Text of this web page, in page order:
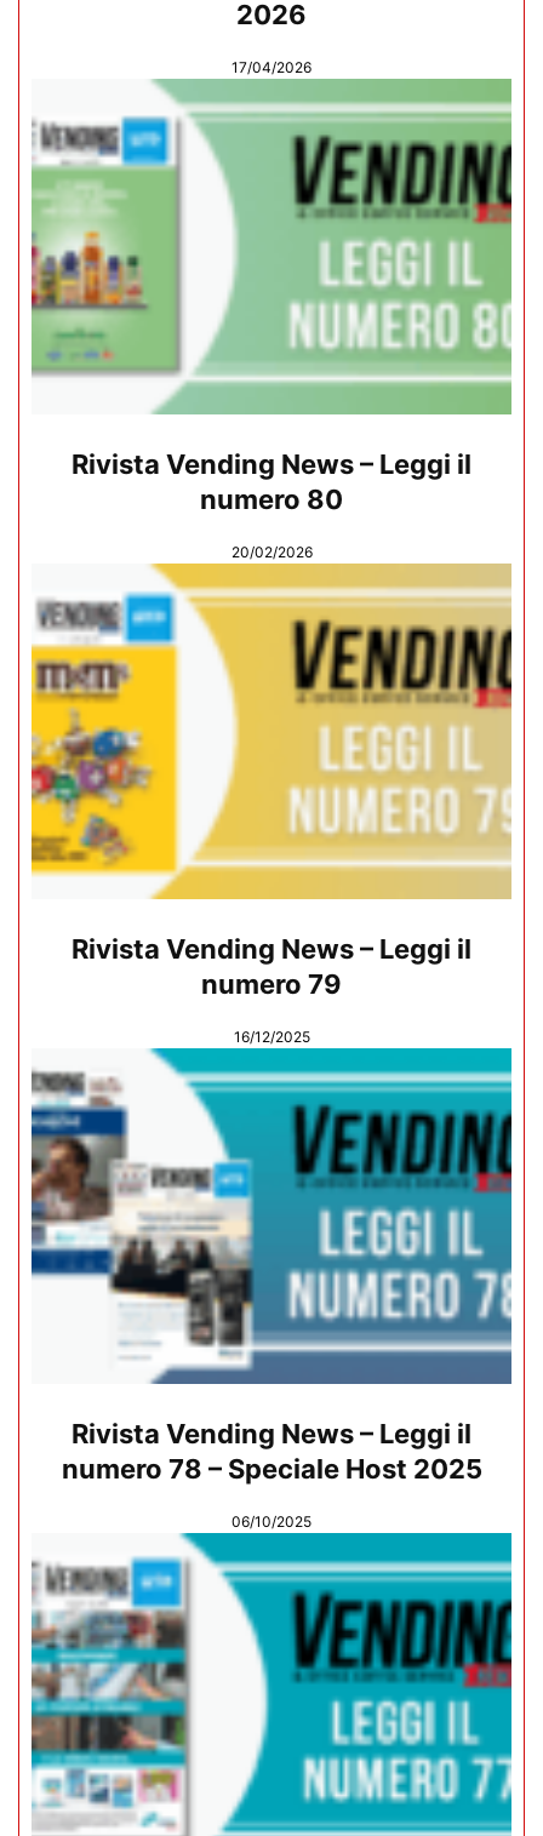
2026
17/04/2026
Rivista Vending News – Leggi il
numero 80
20/02/2026
Rivista Vending News – Leggi il
numero 79
16/12/2025
Rivista Vending News – Leggi il
numero 78 – Speciale Host 2025
06/10/2025